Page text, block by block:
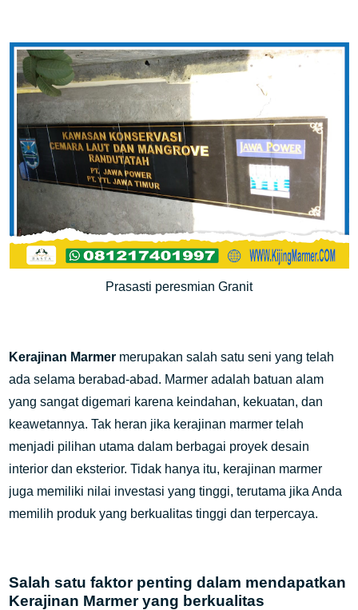
Prasasti peresmian Granit
Kerajinan Marmer merupakan salah satu seni yang telah
ada selama berabad-abad. Marmer adalah batuan alam
yang sangat digemari karena keindahan, kekuatan, dan
keawetannya. Tak heran jika kerajinan marmer telah
menjadi pilihan utama dalam berbagai proyek desain
interior dan eksterior. Tidak hanya itu, kerajinan marmer
juga memiliki nilai investasi yang tinggi, terutama jika Anda
memilih produk yang berkualitas tinggi dan terpercaya.
Salah satu faktor penting dalam mendapatkan
Kerajinan Marmer yang berkualitas